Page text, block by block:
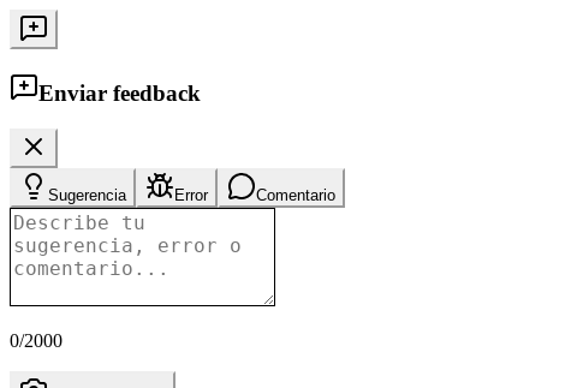
Enviar feedback
Sugerencia Error Comentario
0/2000